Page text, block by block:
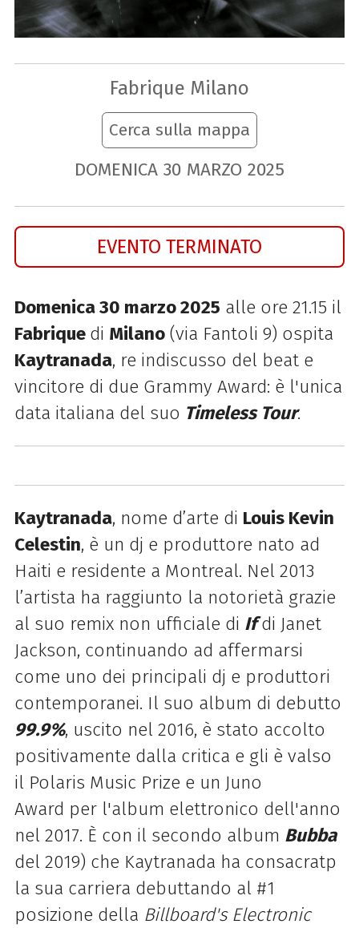
Fabrique Milano
Cerca sulla mappa
DOMENICA 30 MARZO 2025
EVENTO TERMINATO
Domenica 30 marzo 2025 alle ore 21.15 il
Fabrique di Milano(via Fantoli 9) ospita
Kaytranada, re indiscusso del beat e
vincitore di due Grammy Award: è l'unica
data italiana del suo Timeless Tour.
Kaytranada, nome d’arte di Louis Kevin
Celestin, è un dj e produttore nato ad
Haiti e residente a Montreal. Nel 2013
l’artista ha raggiunto la notorietà grazie
al suo remix non ufficiale di Ifdi Janet
Jackson, continuando ad affermarsi
come uno dei principali dj e produttori
contemporanei. Il suo album di debutto
99.9%, uscito nel 2016, è stato accolto
positivamente dalla critica e gli è valso
il Polaris Music Prize e un Juno
Award per l'album elettronico dell'anno
nel 2017. È con il secondo album Bubba
del 2019) che Kaytranada ha consacratp
la sua carriera debuttando al #1
posizione della Billboard's Electronic